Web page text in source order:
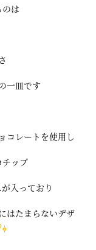
は
一皿です
コレートを使用し
チップ
入っており
はたまらないデザ